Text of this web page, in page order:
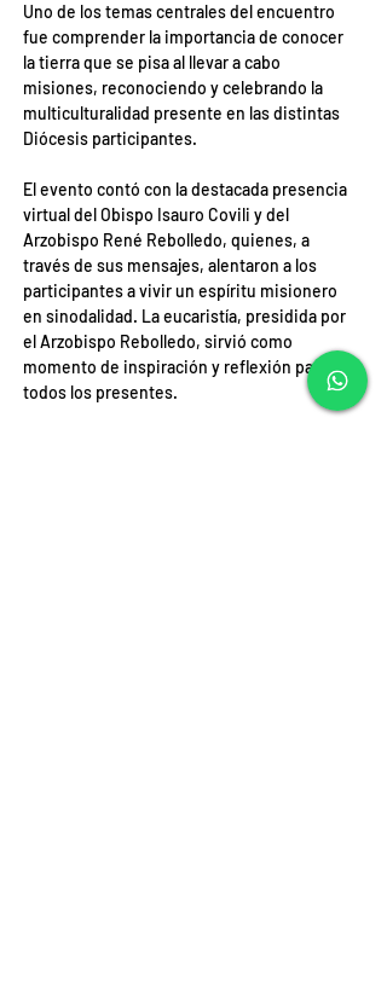
Uno de los temas centrales del encuentro
fue comprender la importancia de conocer
la tierra que se pisa al llevar a cabo
misiones, reconociendo y celebrando la
multiculturalidad presente en las distintas
Diócesis participantes.
El evento contó con la destacada presencia
virtual del Obispo Isauro Covili y del
Arzobispo René Rebolledo, quienes, a
través de sus mensajes, alentaron a los
participantes a vivir un espíritu misionero
en sinodalidad. La eucaristía, presidida por
el Arzobispo Rebolledo, sirvió como
momento de inspiración y reflexión para
todos los presentes.